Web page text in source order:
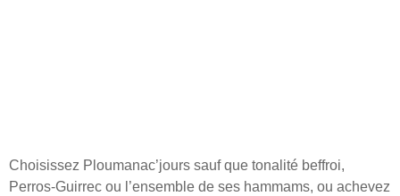
Choisissez Ploumanac’jours sauf que tonalité beffroi,
Perros-Guirrec ou l’ensemble de ses hammams, ou achevez